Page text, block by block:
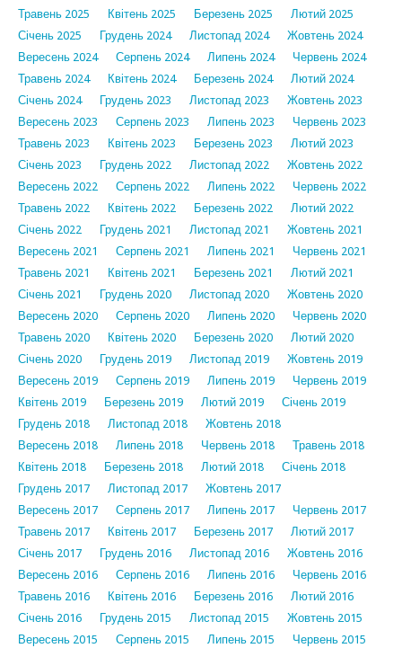
Травень 2025 Квітень 2025 Березень 2025
Лютий 2025
Січень 2025
Грудень 2024 Листопад 2024
Жовтень 2024
Вересень 2024
Серпень 2024 Липень 2024
Червень 2024
Травень 2024
Квітень 2024 Березень 2024
Лютий 2024
Січень 2024
Грудень 2023 Листопад 2023
Жовтень 2023
Вересень 2023
Серпень 2023 Липень 2023
Червень 2023
Травень 2023
Квітень 2023 Березень 2023
Лютий 2023
Січень 2023
Грудень 2022 Листопад 2022
Жовтень 2022
Вересень 2022
Серпень 2022 Липень 2022
Червень 2022
Травень 2022
Квітень 2022 Березень 2022
Лютий 2022
Січень 2022
Грудень 2021 Листопад 2021
Жовтень 2021
Вересень 2021
Серпень 2021 Липень 2021
Червень 2021
Травень 2021
Квітень 2021 Березень 2021
Лютий 2021
Січень 2021
Грудень 2020 Листопад 2020
Жовтень 2020
Вересень 2020
Серпень 2020 Липень 2020
Червень 2020
Травень 2020
Квітень 2020 Березень 2020
Лютий 2020
Січень 2020
Грудень 2019 Листопад 2019
Жовтень 2019
Вересень 2019
Серпень 2019 Липень 2019
Червень 2019
Квітень 2019
Березень 2019 Лютий 2019
Січень 2019
Грудень 2018
Листопад 2018
Жовтень 2018
Вересень 2018
Липень 2018 Червень 2018
Травень 2018
Квітень 2018
Березень 2018 Лютий 2018
Січень 2018
Грудень 2017
Листопад 2017
Жовтень 2017
Вересень 2017
Серпень 2017 Липень 2017
Червень 2017
Травень 2017
Квітень 2017 Березень 2017
Лютий 2017
Січень 2017
Грудень 2016 Листопад 2016
Жовтень 2016
Вересень 2016
Серпень 2016 Липень 2016
Червень 2016
Травень 2016
Квітень 2016 Березень 2016
Лютий 2016
Січень 2016
Грудень 2015 Листопад 2015
Жовтень 2015
Вересень 2015
Серпень 2015 Липень 2015
Червень 2015